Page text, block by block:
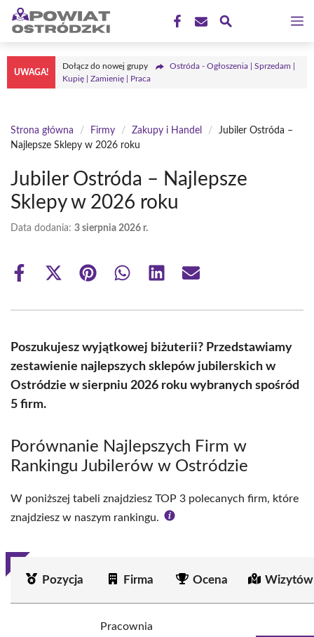
Przejdź
treści
UWAGA!
Dołącz do nowej grupy
Ostróda - Ogłoszenia | Sprzedam |
Kupię | Zamienię | Praca
Strona główna / Firmy / Zakupy i Handel /
Jubiler Ostróda –
Najlepsze Sklepy w 2026 roku
Jubiler Ostróda – Najlepsze
Sklepy w 2026 roku
Data dodania: 3 sierpnia 2026 r.
Share
Share
(Twitter)
Share Share Share Share
Poszukujesz wyjątkowej biżuterii? Przedstawiamy
zestawienie najlepszych sklepów jubilerskich w
Ostródzie w sierpniu 2026 roku wybranych spośród
5 firm.
Porównanie Najlepszych Firm w
Rankingu Jubilerów w Ostródzie
W poniższej tabeli znajdziesz TOP 3 polecanych firm, które
znajdziesz w naszym rankingu.
Pozycja Firma Ocena
Pracownia